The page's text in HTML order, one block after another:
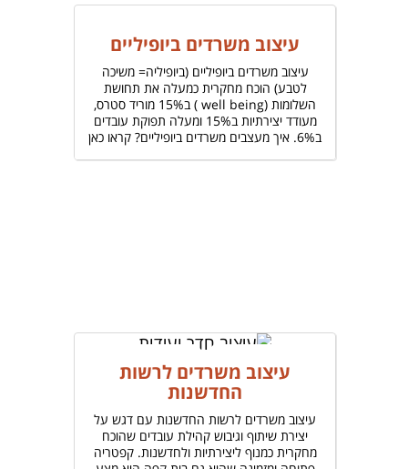
עיצוב משרדים ביופיליים
עיצוב משרדים ביופיליים (ביופיליה= משיכה
לטבע) הוכח מחקרית כמעלה את תחושת
השלומות (well being ) ב15% מוריד סטרס,
מעודד יצירתיות ב15% ומעלה תפוקת עובדים
ב6%. איך מעצבים משרדים ביופיליים? קראו כאן
עיצוב משרדים לרשות
החדשנות
עיצוב משרדים לרשות החדשנות עם דגש על
יצירת שיתוף וגיבוש קהילת עובדים שהוכח
מחקרית כמנוף ליצירתיות ולחדשנות. קפטריה